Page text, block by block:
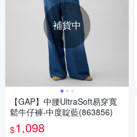
補貨中
【GAP】中腰UltraSoft易穿寬
鬆牛仔褲-中度靛藍(863856)
$1,098